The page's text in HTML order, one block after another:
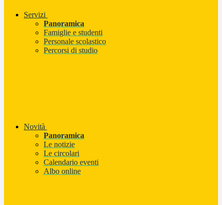
Servizi
Panoramica
Famiglie e studenti
Personale scolastico
Percorsi di studio
Novità
Panoramica
Le notizie
Le circolari
Calendario eventi
Albo online